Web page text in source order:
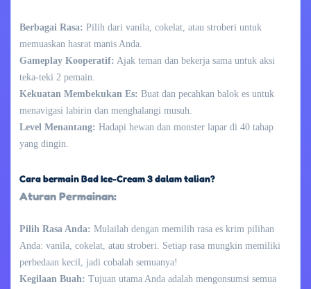
Berbagai Rasa: Pilih dari vanila, cokelat, atau stroberi untuk
memuaskan hasrat manis Anda.
Gameplay Kooperatif: Ajak teman dan bekerja sama untuk aksi
teka-teki 2 pemain.
Kekuatan Membekukan Es: Buat dan pecahkan balok es untuk
menavigasi labirin dan menghalangi musuh.
Level Menantang: Hadapi hewan dan monster lapar di 40 tahap
yang dingin.
Cara bermain Bad Ice-Cream 3 dalam talian?
Aturan Permainan:
Pilih Rasa Anda: Mulailah dengan memilih rasa es krim pilihan
Anda: vanila, cokelat, atau stroberi. Setiap rasa mungkin memiliki
perbedaan kecil, jadi cobalah semuanya!
Kegilaan Buah: Tujuan utama Anda adalah mengonsumsi semua